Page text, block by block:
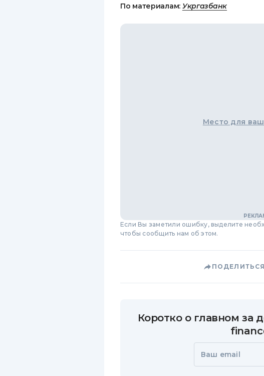
По материалам: Укргазбанк
Место для
Если Вы заметили ошибку, выделите
чтобы сообщить нам об этом.
Коротко о главном за
Ваш email